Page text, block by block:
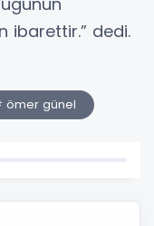
ibarettir.” dedi.
ömer günel